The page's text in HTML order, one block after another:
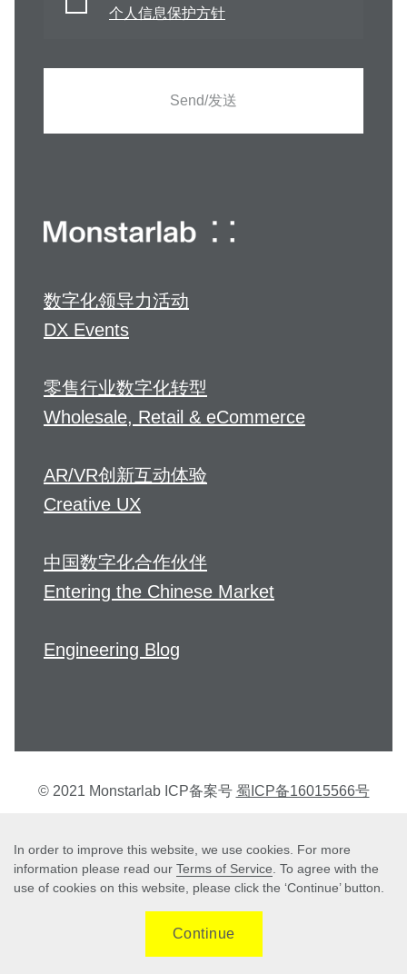
个人信息保护方针
Send/发送
数字化领导力活动
DX Events
零售行业数字化转型
Wholesale, Retail & eCommerce
AR/VR创新互动体验
Creative UX
中国数字化合作伙伴
Entering the Chinese Market
Engineering Blog
© 2021 Monstarlab ICP备案号 蜀ICP备16015566号
个人信息保护方针
Terms of Service
個人情報保護方針
In order to improve this website, we use cookies. For more
information please read our Terms of Service . To agree with the
use of cookies on this website, please click the ‘Continue’ button.
Continue